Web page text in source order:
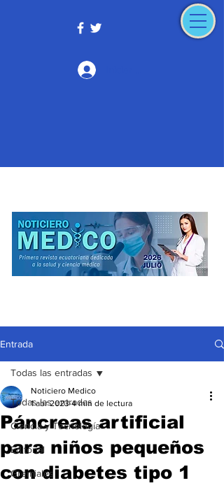
Entrada
Todas las entradas
Ciencia y Tecnología
Editorial
Gremiales
Todas las entradas
Páncreas artificial
para niños pequeños
con diabetes tipo 1
Noticiero Medico
1 abr 2023 4 min de lectura